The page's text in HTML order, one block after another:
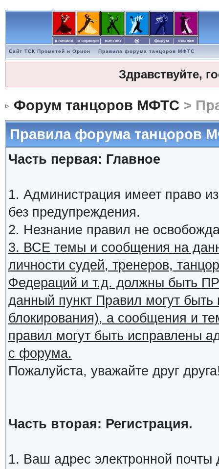
Сайт ТСК Прометей и Орион Правила форума танцоров МФТС
Здравствуйте,
Форум танцоров МФТС >
Правила форума танцоров
Часть первая: Главное
1. Администрация имеет право
без предупреждения.
2. Незнание правил не
3. ВСЕ темы и сообщения на
личности судей, тренеров,
Федераций и т.д. должны
данный пункт Правил могут
блокирования), а сообщения и
правил могут быть исправлены
с форума.
Пожалуйста, уважайте друг
Часть вторая: Регистрация.
1. Ваш адрес электронной